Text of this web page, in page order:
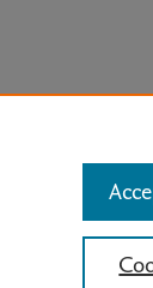
Status Updates